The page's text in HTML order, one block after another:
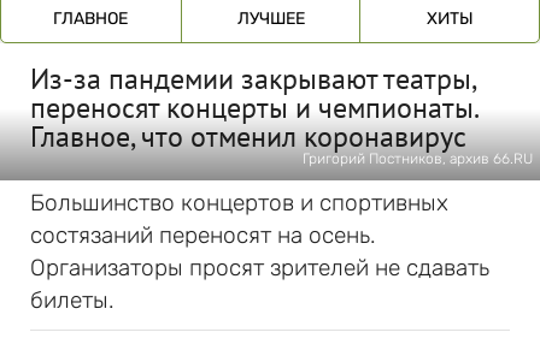
ГЛАВНОЕ ЛУЧШЕЕ ХИТЫ
Из-за пандемии закрывают театры,
переносят концерты и чемпионаты.
Главное, что отменил коронавирус
Григорий Постников, архив 66.RU
Большинство концертов и спортивных
состязаний переносят на осень.
Организаторы просят зрителей не сдавать
билеты.